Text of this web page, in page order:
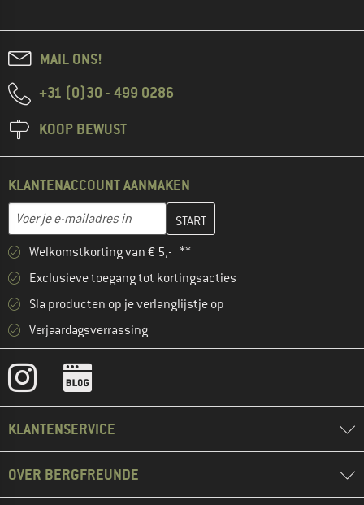
MAIL ONS!
+31 (0)30 - 499 0286
KOOP BEWUST
KLANTENACCOUNT AANMAKEN
E-mailadres
Vul je e-mailadres hier in en maak in de volgende stap je
Welkomstkorting van € 5,- **
Exclusieve toegang tot kortingsacties
Sla producten op je verlanglijstje op
Verjaardagsverrassing
KLANTENSERVICE
OVER BERGFREUNDE